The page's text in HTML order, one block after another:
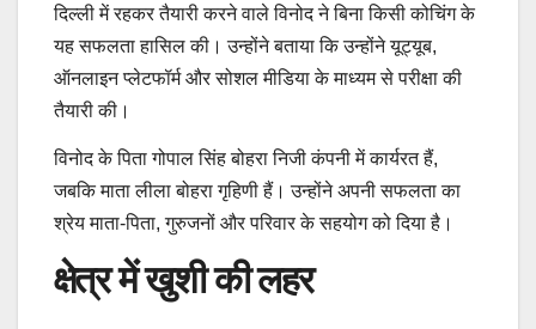
दिल्ली में रहकर तैयारी करने वाले विनोद ने बिना किसी कोचिंग के
यह सफलता हासिल की। उन्होंने बताया कि उन्होंने यूट्यूब,
ऑनलाइन प्लेटफॉर्म और सोशल मीडिया के माध्यम से परीक्षा की
तैयारी की।
विनोद के पिता गोपाल सिंह बोहरा निजी कंपनी में कार्यरत हैं,
जबकि माता लीला बोहरा गृहिणी हैं। उन्होंने अपनी सफलता का
श्रेय माता-पिता, गुरुजनों और परिवार के सहयोग को दिया है।
क्षेत्र में खुशी की लहर